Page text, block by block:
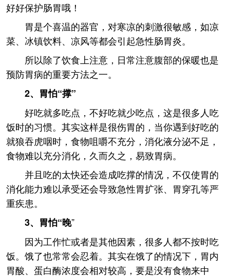
好好保护肠胃哦！
胃是个喜温的器官，对寒凉的刺激很敏感，如凉
菜、冰镇饮料、凉风等都会引起急性肠胃炎。
所以除了饮食上注意，日常注意腹部的保暖也是
预防胃病的重要方法之一。
2、胃怕“撑”
好吃就多吃点，不好吃就少吃点，这是很多人吃
饭时的习惯。其实这样是很伤胃的，当你遇到好吃的
就狼吞虎咽时，食物咀嚼不充分，消化液分泌不足，
食物难以充分消化，久而久之，易致胃病。
并且吃的太快还会造成吃撑的情况，不仅使胃的
消化能力难以承受还会导致急性胃扩张、胃穿孔等严
重疾患。
3、胃怕“晚”
因为工作忙或者是其他因素，很多人都不按时吃
饭。饿了也常常会忍着。其实在饿了的情况下，胃内
胃酸、蛋白酶浓度会相对较高，要是没有食物来中